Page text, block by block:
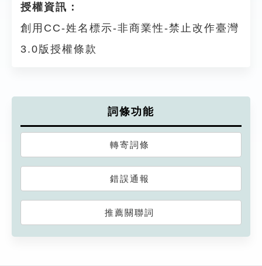
授權資訊：
創用CC-姓名標示-非商業性-禁止改作臺灣
3.0版授權條款
詞條功能
轉寄詞條
錯誤通報
推薦關聯詞